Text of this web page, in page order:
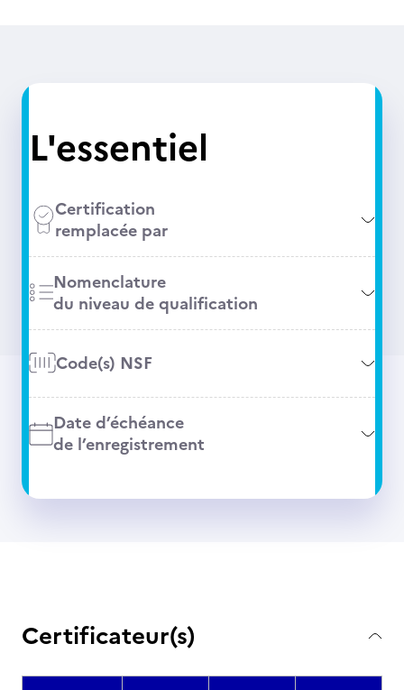
L'essentiel
Certification
remplacée par
Nomenclature
du niveau de qualification
Code(s) NSF
Date d’échéance
de l’enregistrement
Certificateur(s)